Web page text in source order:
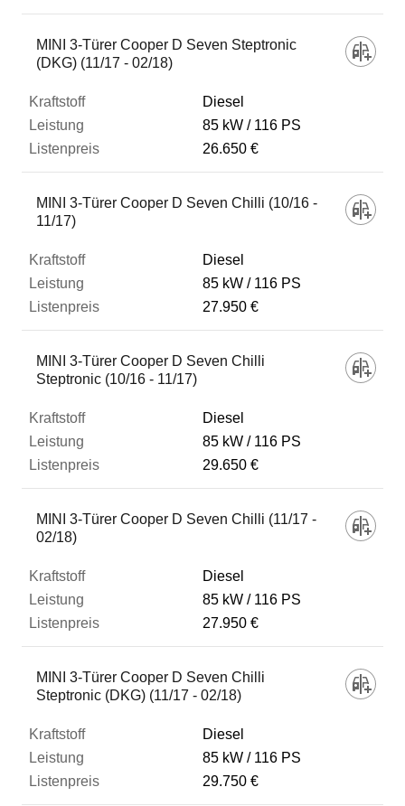
MINI 3-Türer Cooper D Seven Steptronic
(DKG) (11/17 - 02/18)
Diesel
85 kW
116 PS
26.650 €
MINI 3-Türer Cooper D Seven Chilli (10/16 -
11/17)
Diesel
85 kW
116 PS
27.950 €
MINI 3-Türer Cooper D Seven Chilli
Steptronic (10/16 - 11/17)
Diesel
85 kW
116 PS
29.650 €
MINI 3-Türer Cooper D Seven Chilli (11/17 -
02/18)
Diesel
85 kW
116 PS
27.950 €
MINI 3-Türer Cooper D Seven Chilli
Steptronic (DKG) (11/17 - 02/18)
Diesel
85 kW
116 PS
29.750 €